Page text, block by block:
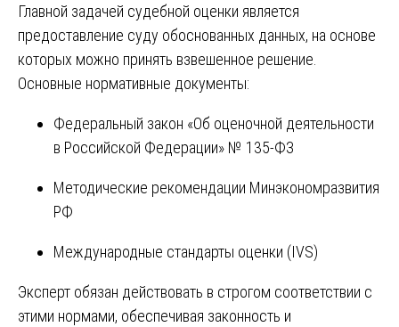
Главной задачей судебной оценки является
предоставление суду обоснованных данных, на основе
которых можно принять взвешенное решение.
Основные нормативные документы:
Федеральный закон «Об оценочной деятельности
в Российской Федерации» № 135-ФЗ
Методические рекомендации Минэкономразвития
РФ
Международные стандарты оценки (IVS)
Эксперт обязан действовать в строгом соответствии с
этими нормами, обеспечивая законность и